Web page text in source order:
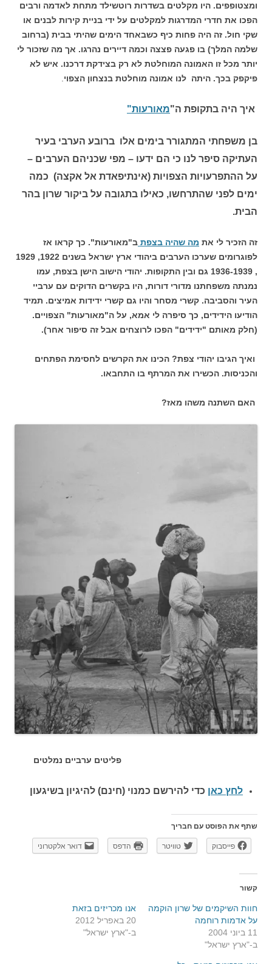
ומצטופפים. היו מקלטים בשדרות רוטשילד מתחת לאדמה ורבים
הפכו את חדרי המדרגות למקלטים על ידי בניית קירות לבנים או
שקי חול. זה היה פחות כיף כשבאחד הימים שהיתי בבית (ברחוב
שלמה המלך) בו פגעה פצצה וכמה דיירים נהרגו. אך מה שזכור לי
יותר מכל זו האמונה המוחלטת לא רק בצידקת דרכנו. איש לא
פיקפק בכך. היתה לנו אמונה מוחלטת בנצחון הצפוי
איך היה בתקופת ה"מאורעות"
בן משפחתי המתגורר בימים אלו ברובע הערבי בעיר
העתיקה סיפר לנו כי הם ידעו – מפי שכניהם הערבים –
על ההתפרעויות הצפויות (אינתיפאדת אל אקצה) כמה
ימים לפני שהתרחשו, כאילו בתגובה על ביקור שרון בהר
הבית.
זה הזכיר לי את מה שהיה בצפת ב"מאורעות". כך קראו אז
לפוגרומים שערכו הערבים ביהודי ארץ ישראל בשנים 1922, 1929
, 1936-1939 גם ובין התקופות. יהודי הישוב הישן בצפת, עמו
נמנתה משפחתנו מדורי דורות, היו בקשרים הדוקים עם ערביי
העיר והסביבה. קשרי מסחר והיו גם קשרי ידידות אמיצים. תמיד
הודיעו הידידים, כך סיפרה לי אמא, על ה"מאורעות" הצפויים.
(חלק מאותם "ידידים" הפכו לרוצחים אבל זה סיפור אחר).
ואיך הגיבו יהודי צפת? הכינו את הקרשים לחסימת הפתחים
והכניסות. הכשירו את המרתף בו התחבאו.
האם השתנה משהו מאז?
פליטים ערביים נמלטים
לחץ כאן כדי להירשם כמנוי (חינם) להיגיון בשיגעון
שתף את הפוסט עם חבריך
פייסבוק טוויטר הדפס דואר אלקטרוני
קשור
חוות השיקמים של שרון הוקמה
על אדמות רוחמה
11 ביוני 2004
ב-"ארץ ישראל"
אנו מכריזים בזאת
20 באפריל 2012
ב-"ארץ ישראל"